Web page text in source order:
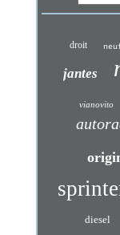
droit
jantes
vianovito
diesel